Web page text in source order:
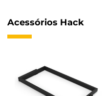
Acessórios Hack